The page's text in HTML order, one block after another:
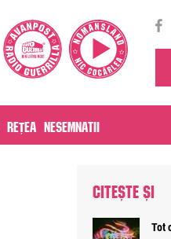
Rețea Nesemnatii
CITEȘTE ȘI
Tot